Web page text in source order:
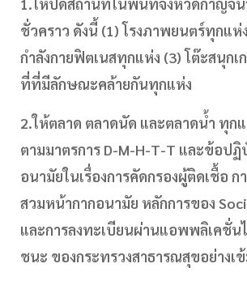
ชั่วคราว ดังนี้ (1)โรงภาพยนตร์ทุกแห่
กำลังกายฟิตเนสทุกแห่ง (3)โต๊ะสนุกเ
ที่ที่มีลักษณะคล้ายกันทุกแห่ง
2.ให้ตลาด ตลาดนัด และตลาดน้ำ ทุก
ตามมาตรการ D-M-H-T-T และข้อปฏิ
อนามัยในเรื่องการคัดกรองผู้ติดเชื้อ ก
สวมหน้ากากอนามัย หลักการของ
และการลงทะเบียนผ่านแอพพลิเคชั่
ชนะ ของกระทรวงสาธารณสุขอย่างเ